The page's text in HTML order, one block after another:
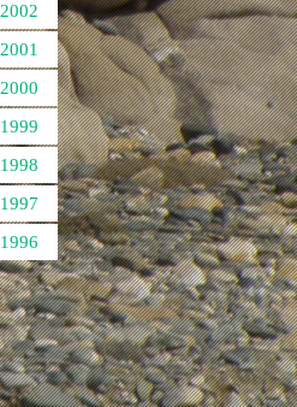
2002
2001
2000
1999
1998
1997
1996